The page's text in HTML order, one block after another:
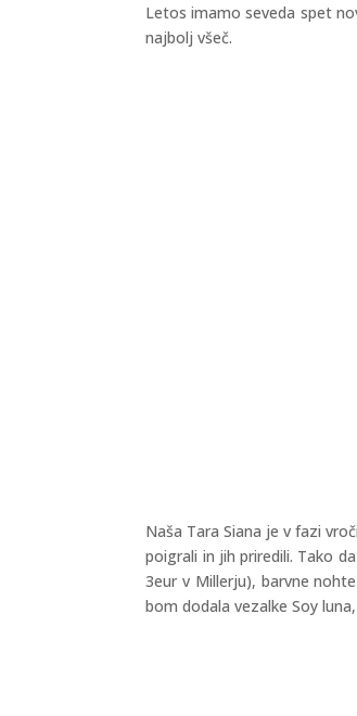
Letos imamo seveda spet
najbolj všeč.
Naša Tara Siana je v fazi
poigrali in jih priredili. Tako
3eur v Millerju), barvne
bom dodala vezalke Soy